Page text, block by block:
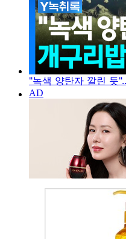
"녹색 양탄자 깔린 듯